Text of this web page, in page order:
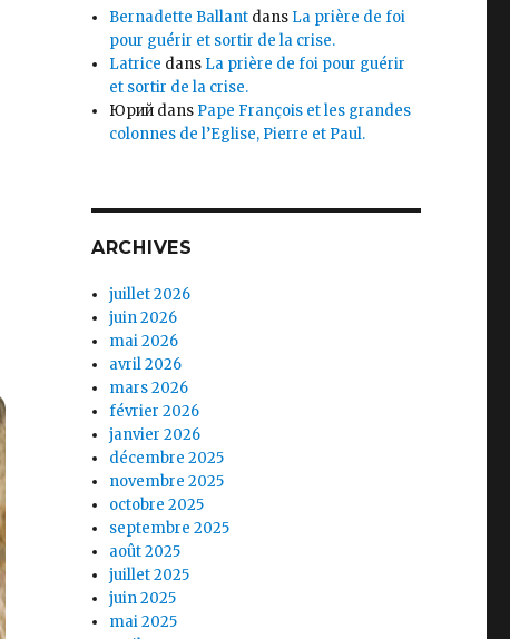
Bernadette Ballant dans La prière de foi
pour guérir et sortir de la crise.
Latrice dans La prière de foi pour guérir
et sortir de la crise.
Юрий dans Pape François et les grandes
colonnes de l’Eglise, Pierre et Paul.
ARCHIVES
juillet 2026
juin 2026
mai 2026
avril 2026
mars 2026
février 2026
janvier 2026
décembre 2025
novembre 2025
octobre 2025
septembre 2025
août 2025
juillet 2025
juin 2025
mai 2025